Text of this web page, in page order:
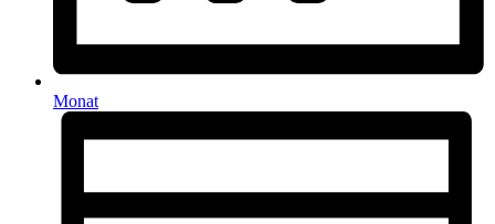
Monat